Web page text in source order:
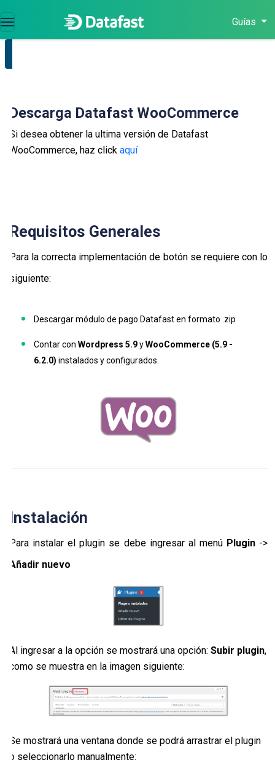
Guías
Preguntas
Change
Descarga Datafast WooCommerce
Si desea obtener la ultima versión de Datafast
WooCommerce, haz click aquí
Requisitos Generales
Para la correcta implementación de botón se requiere con lo
siguiente:
Descargar módulo de pago Datafast en formato .zip
Contar con Wordpress 5.9yWooCommerce (5.9 -
6.2.0) instalados y configurados.
Instalación
Para instalar el plugin se debe ingresar al menú Plugin->
Añadir nuevo
Al ingresar a la opción se mostrará una opción: Subir plugin,
como se muestra en la imagen siguiente:
Se mostrará una ventana donde se podrá arrastrar el plugin
o seleccionarlo manualmente: